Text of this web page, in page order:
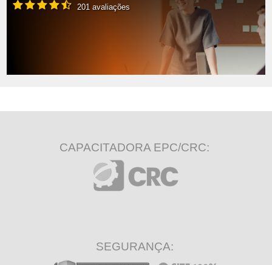
201 avaliações
CAPACITADORA EPC/CRC:
SEGURANÇA: